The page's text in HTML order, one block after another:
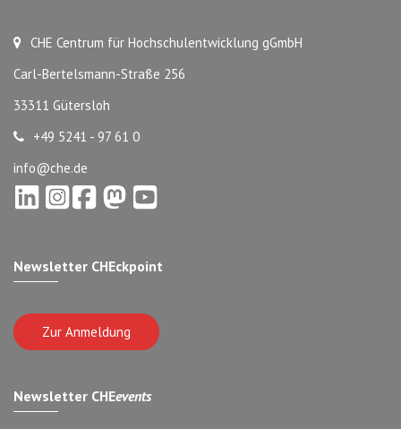
CHE Centrum für Hochschulentwicklung gGmbH
Carl-Bertelsmann-Straße 256
33311 Gütersloh
+49 5241 - 97 61 0
info@che.de
Newsletter CHEckpoint
Zur Anmeldung
Newsletter CHEevents